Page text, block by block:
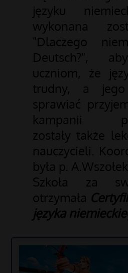
języku
wykonana
"Dlaczego
Deutsch?",
uczniom, że
trudny, a
sprawiać
kampanii
zostały także
nauczycieli.
była p. A.Wszołek.
Szkoła za
otrzymała
języka